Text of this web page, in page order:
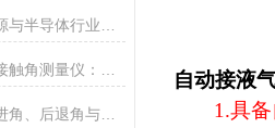
动态接触角测量：前进角、后退角与滚动角分析
自动接液
1.具